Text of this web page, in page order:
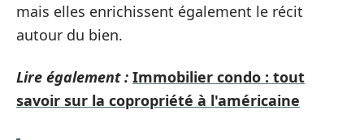
mais elles enrichissent également le récit
autour du bien.
Lire également : Immobilier condo : tout
savoir sur la copropriété à l'américaine